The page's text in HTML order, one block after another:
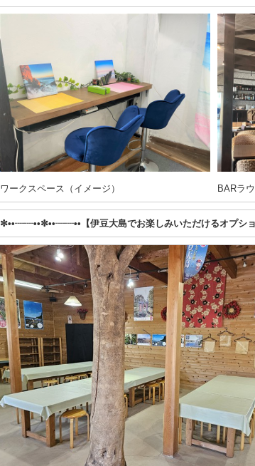
ワークスペース（イメージ） BARラ
✼••┈┈••✼••┈┈••【伊豆大島でお楽しみいただけるオプ